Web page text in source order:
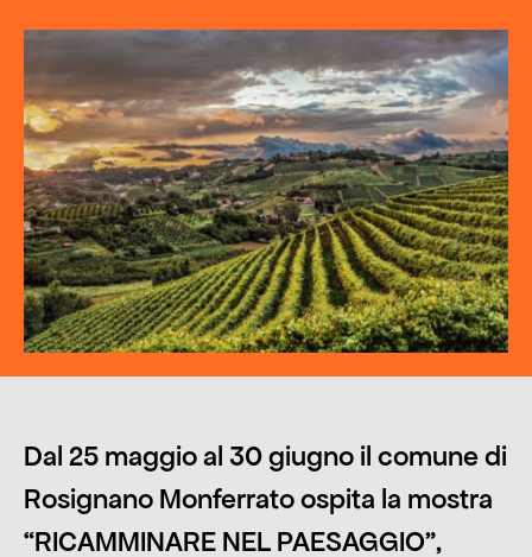
Dal 25 maggio al 30 giugno il comune di
Rosignano Monferrato ospita la mostra
“RICAMMINARE NEL PAESAGGIO",